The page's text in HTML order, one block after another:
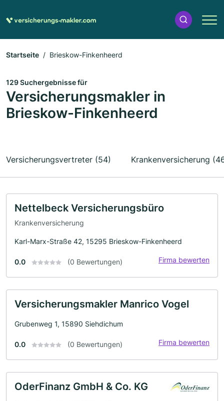
Startseite Brieskow-Finkenheerd
129 Suchergebnisse für
Versicherungsmakler in
Brieskow-Finkenheerd
Versicherungsvertreter (54) Krankenversicherung
Nettelbeck Versicherungsbüro
Krankenversicherung
Karl-Marx-Straße 42, 15295 Brieskow-Finkenheerd
0.0 (0 Bewertungen) Firma bewerten
Versicherungsmakler Manrico Vogel
Grubenweg 1, 15890 Siehdichum
0.0 (0 Bewertungen) Firma bewerten
OderFinanz GmbH & Co. KG